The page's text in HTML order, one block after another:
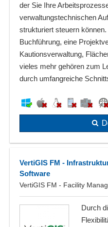
der Sie Ihre
verwaltungstechnischen
strukturiert steuern
Buchführung, eine
Kautionsverwaltung,
vieles mehr gehören zum
durch umfangreiche
VertiGIS FM -
Software
VertiGIS FM - Facility
Durch